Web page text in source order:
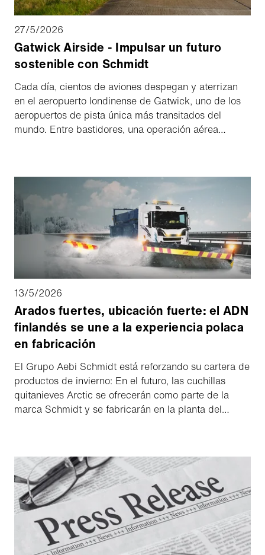
27/5/2026
Gatwick Airside - Impulsar un futuro
sostenible con Schmidt
Cada día, cientos de aviones despegan y aterrizan
en el aeropuerto londinense de Gatwick, uno de los
aeropuertos de pista única más transitados del
mundo. Entre bastidores, una operación aérea
operaciones reside en los equipos de Aebi Schmidt
que mantienen el aeródromo seguro y operativo
todos los días.
13/5/2026
Arados fuertes, ubicación fuerte: el ADN
finlandés se une a la experiencia polaca
en fabricación
El Grupo Aebi Schmidt está reforzando su cartera de
productos de invierno: En el futuro, las cuchillas
quitanieves Arctic se ofrecerán como parte de la
marca Schmidt y se fabricarán en la planta del
mercado. El traslado de la producción a Polonia
sienta las bases para un mayor crecimiento de las
soluciones de Arctic.